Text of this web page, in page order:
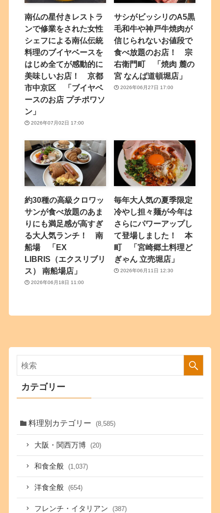
南仏の星付きレストラ
ンで修業をされた女性
シェフによる南仏伝統
料理のブイヤベースを
はじめ全てが感動的に
美味しいお店！ 京都
市中京区 「ブイヤベ
ースのお店 プチポワソ
ン」
2026年07月02日 17:00
サシがビッシリのA5黒
毛和牛や神戸牛焼肉が
信じられないお値段で
食べ放題のお店！ 宗
右衛門町 「焼肉 麓の
宮 なんば道頓堀店」
2026年06月27日 17:00
約30種の高級クロワッ
サンが食べ放題のあま
りにも満足感が高すぎ
る大人気ランチ！ 南
船場 「EX
LIBRIS（エクスリブリ
ス） 南船場店」
2026年06月18日 11:00
毎年大人気の夏季限定
冷やし担々麺が今年は
さらにパワーアップし
て登場しました！ 本
町 「宮崎郷土料理ど
ぎゃん 立売堀店」
2026年06月11日 12:30
カテゴリー
料理別カテゴリー (8,585)
大阪・関西万博 (20)
和食全般 (1,037)
洋食全般 (654)
フレンチ・イタリアン (387)